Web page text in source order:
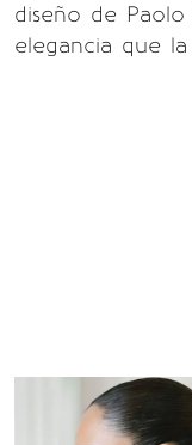
diseño de
elegancia que la